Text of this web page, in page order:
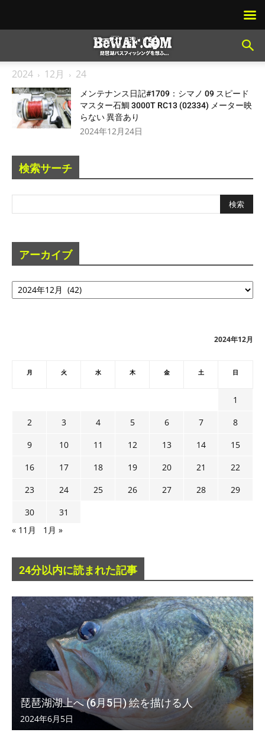
2024 12月 24
メンテナンス日記#1709：シマノ 09 スピード
マスター石鯛 3000T RC13 (02334) メーター映
らない 異音あり
2024年12月24日
検索サーチ
アーカイブ
ア
ー
2024年12月
月 火 水 木 金 土 日
1
2
3 4 5 6 7
8
9
10 11 12 13 14
15
16
17 18 19 20 21
22
23
24 25 26 27 28
29
30
31
« 11月
1月 »
24分以内に読まれた記事
琵琶湖湖上へ (6月5日) 絵を描ける人
2024年6月5日